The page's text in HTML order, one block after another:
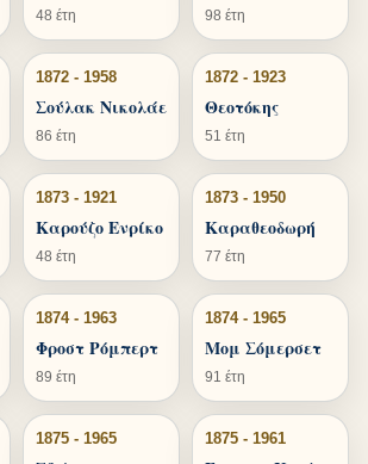
48 έτη 98 έτη
1872 - 1958
Σούλακ Νικολάε
86 έτη
1872 - 1923
Θεοτόκης
51 έτη
1873 - 1921
Καρούζο Ενρίκο
48 έτη
1873 - 1950
Καραθεοδωρή
77 έτη
1874 - 1963
Φροστ Ρόμπερτ
89 έτη
1874 - 1965
Μομ Σόμερσετ
91 έτη
1875 - 1965 1875 - 1961